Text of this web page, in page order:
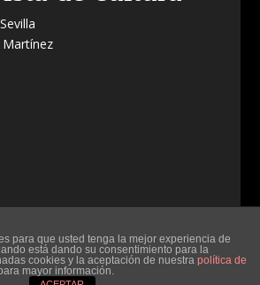
y programaciónCulBuks
para que usted tenga la mejor experiencia de
está dando su consentimiento para la
cookies y la aceptación de nuestra política de
mayor información.